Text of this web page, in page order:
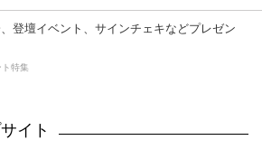
登壇イベント、サインチェキなどプレゼン
ト特集
イト